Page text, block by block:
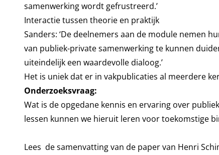
samenwerking wordt gefrustreerd.’
Interactie tussen theorie en praktijk
Sanders: ‘De deelnemers aan de module nemen
van publiek-private samenwerking te kunnen
uiteindelijk een waardevolle dialoog.’
Het is uniek dat er in vakpublicaties al meerdere
Onderzoeksvraag:
Wat is de opgedane kennis en ervaring over
lessen kunnen we hieruit leren voor toekomstige
Lees de samenvatting van de paper van Henri